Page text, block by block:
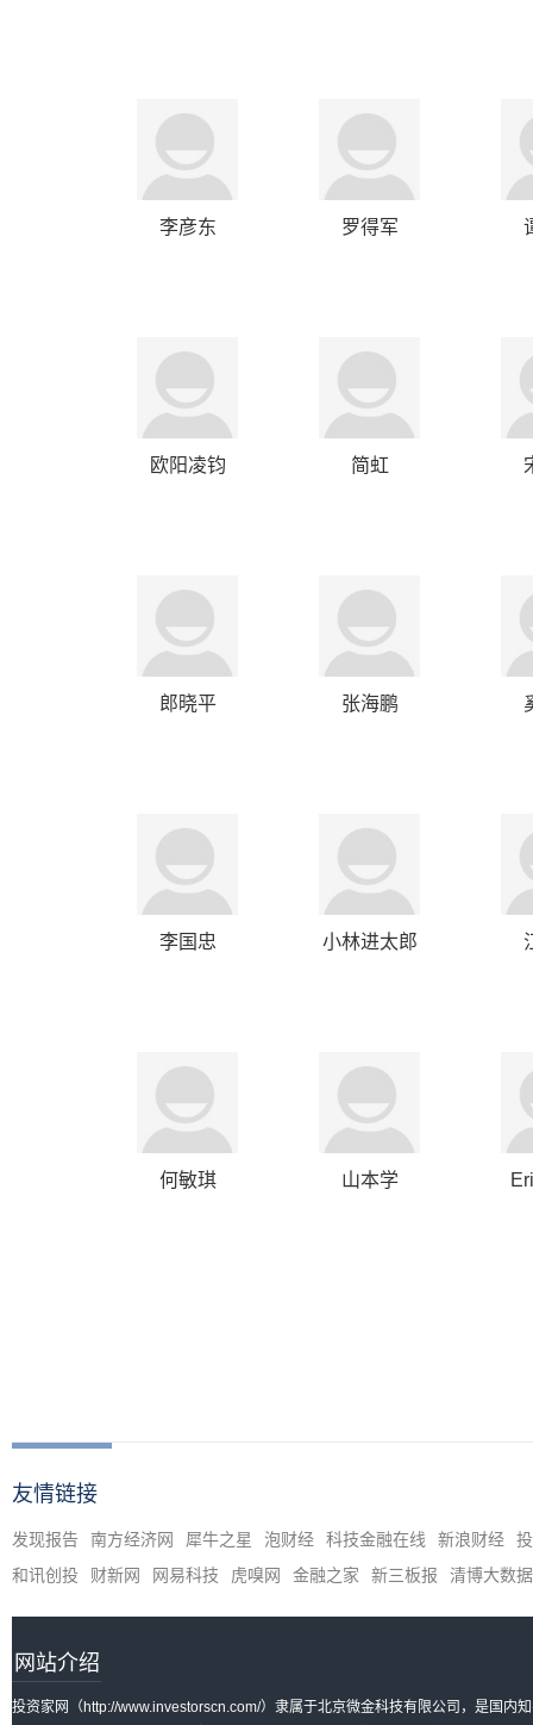
李彦东 罗得军
欧阳凌钧 简虹
郎晓平 张海鹏
李国忠 小林进太郎
何敏琪 山本学
友情链接
发现报告 南方经济网 犀牛之星 泡财经 科技金融在线 新浪财经
和讯创投
财新网 网易科技 虎嗅网 金融之家 新三板报 清博大数据
网站介绍
投资家网（http://www.investorscn.com/）隶属于北京微金科技有限公司，是国内